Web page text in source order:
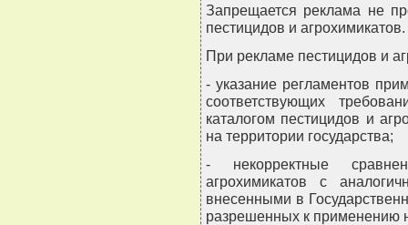
Запрещается реклама не
пестицидов и агрохимикатов.
При рекламе пестицидов и
- указание регламентов
соответствующих
каталогом пестицидов и
на территории государства;
- некорректные
агрохимикатов с
внесенными в
разрешенных к применению